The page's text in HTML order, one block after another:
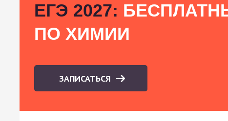
ЕГЭ 2027:
ПО ХИМИИ
ЗАПИСАТЬСЯ